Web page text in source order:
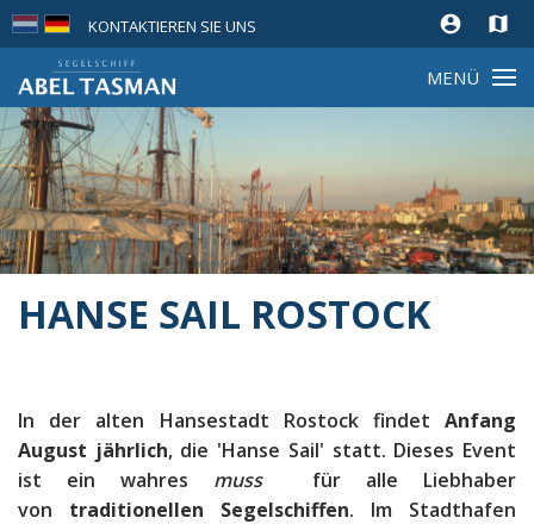
account_circle map
KONTAKTIEREN SIE UNS
MENÜ
HANSE SAIL ROSTOCK
In der alten Hansestadt Rostock findet Anfang
August jährlich, die 'Hanse Sail' statt. Dieses Event
ist ein wahres muss
für alle Liebhaber
von traditionellen Segelschiffen. Im Stadthafen